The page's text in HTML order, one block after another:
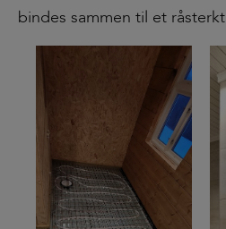
bindes sammen til et råsterkt